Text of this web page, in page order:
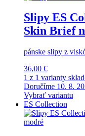
Slipy ES
Skin Brief
pánske slipy z
36,00 €
1 z 1 varianty
Doručíme 10. 8.
Vybrať variantu
ES Collection